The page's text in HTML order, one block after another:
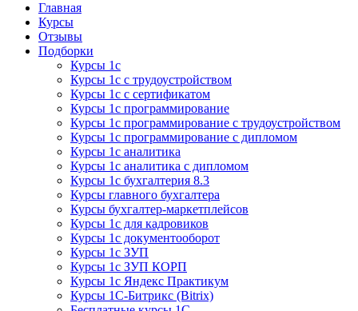
Курсы 1С
Курсы 1С официальная сертификация
Главная
Курсы
Отзывы
Подборки
Курсы 1с
Курсы 1с с трудоустройством
Курсы 1с с сертификатом
Курсы 1с программирование
Курсы 1с программирование с трудоустройством
Курсы 1с программирование с дипломом
Курсы 1с аналитика
Курсы 1с аналитика с дипломом
Курсы 1с бухгалтерия 8.3
Курсы главного бухгалтера
Курсы бухгалтер-маркетплейсов
Курсы 1с для кадровиков
Курсы 1с документооборот
Курсы 1с ЗУП
Курсы 1с ЗУП КОРП
Курсы 1с Яндекс Практикум
Курсы 1С-Битрикс (Bitrix)